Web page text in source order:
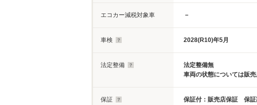
エコカー減税対象車 －
車検 2028(R10)年5月
法定整備
法定整備無
車両の状態については販売
保証
保証付：販売店保証 保